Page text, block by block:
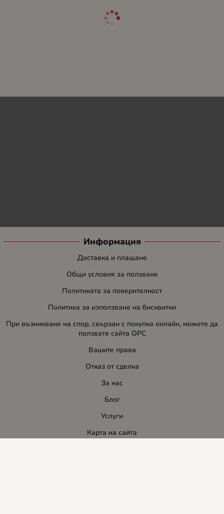
Информация
Доставка и плащане
Общи условия за ползване
Политиката за поверителност
Политика за използване на бисквитки
При възникване на спор, свързан с покупка онлайн, можете да
ползвате сайта ОРС
Вашите права
Отказ от сделка
За нас
Блог
Услуги
Карта на сайта